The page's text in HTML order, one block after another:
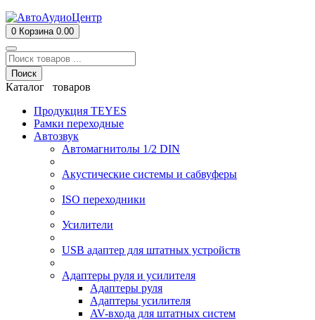
0 Корзина 0.00
Поиск
Каталог товаров
Продукция TEYES
Рамки переходные
Автозвук
Автомагнитолы 1/2 DIN
Акустические системы и сабвуферы
ISO переходники
Усилители
USB адаптер для штатных устройств
Адаптеры руля и усилителя
Адаптеры руля
Адаптеры усилителя
AV-входа для штатных систем